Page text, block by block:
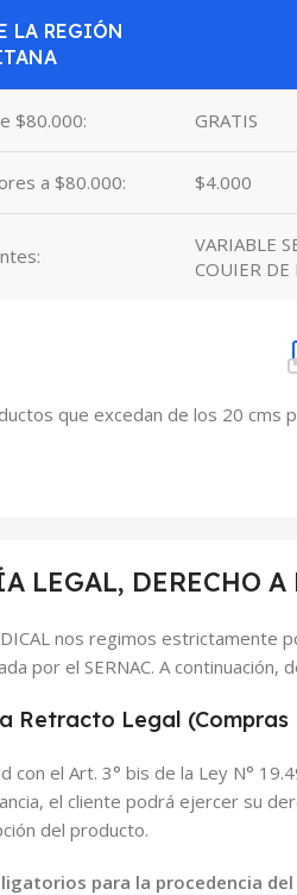
LA REGIÓN
$80.000: GRATIS
a $80.000: $4.000
VARIABLE
COUIER DE
que excedan de los 20 cms
LEGAL, DERECHO
nos regimos estrictamente
por el SERNAC. A
Retracto Legal
con el Art. 3° bis de la Ley N°
el cliente podrá ejercer su
del producto.
para la procedencia